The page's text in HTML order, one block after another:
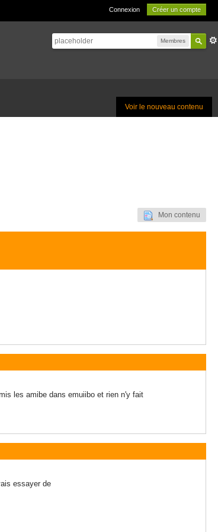
Connexion Créer un compte
Membres
Voir le nouveau contenu
Mon contenu
les amibe dans emuiibo et rien n'y fait
essayer de